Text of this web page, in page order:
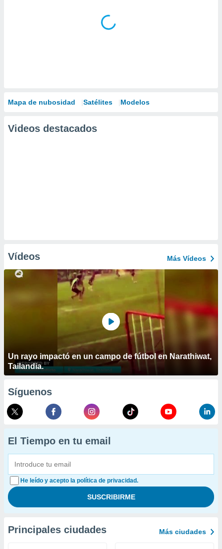
Mapa de nubosidad Satélites Modelos
Videos destacados
Vídeos Más Vídeos
Un rayo impactó en un campo de fútbol en Narathiwat,
Tailandia.
Síguenos
El Tiempo en tu email
He leído y acepto la política de privacidad.
Principales ciudades Más ciudades